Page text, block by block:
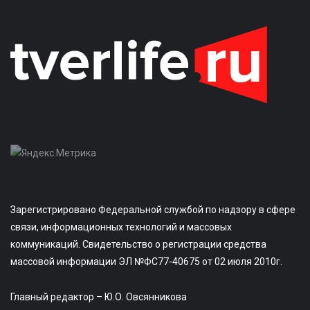
Зарегистрировано Федеральной службой по надзору в сфере
связи, информационных технологий и массовых
коммуникаций. Свидетельство о регистрации средства
массовой информации ЭЛ №ФС77-40675 от 02 июля 2010г.
Главный редактор – Ю.О. Овсянникова